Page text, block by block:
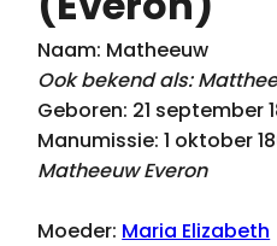
Naam: Matheeuw
Ook bekend als:
Geboren: 21 september
Manumissie: 1 oktober
Matheeuw Everon
Moeder: Maria Elizabeth